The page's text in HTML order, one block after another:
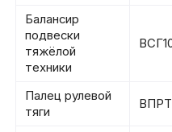
Балансир
подвески
тяжёлой
техники
Палец рулевой
тяги
ВПРТ